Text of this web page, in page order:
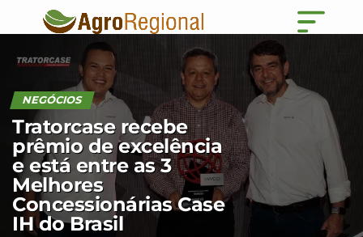
NEGÓCIOS
Tratorcase recebe
prêmio de excelência
e está entre as 3
Melhores
Concessionárias Case
IH do Brasil